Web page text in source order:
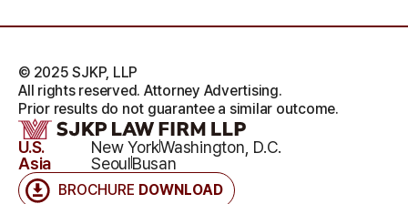
BROCHURE DOWNLOAD
U.S. New YorkWashington, D.C.
Asia
SeoulBusan
© 2025 SJKP, LLP
All rights reserved. Attorney Advertising.
Prior results do not guarantee a similar outcome.